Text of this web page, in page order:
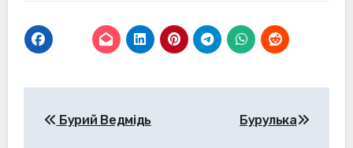
записів
Бурий Ведмідь Бурулька